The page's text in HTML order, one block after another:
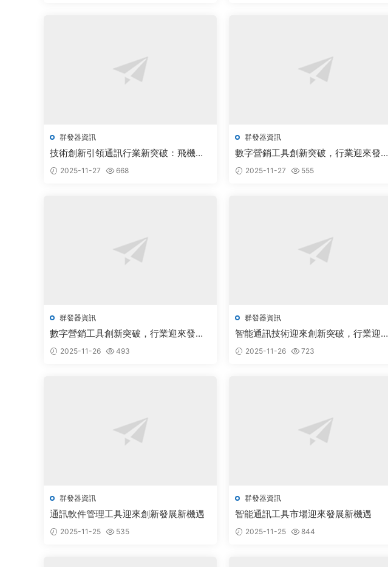
群發器資訊
技術創新引領通訊行業新突破：飛機群
發器與TG協議定制前景廣闊
2025-11-27 668
群發器資訊
數字營銷工具創新突破，行業迎來發展
新機遇
2025-11-27 555
群發器資訊
數字營銷工具創新突破，行業迎來發展
新機遇
2025-11-26 493
群發器資訊
智能通訊技術迎來創新突破，行業迎來
發展新機遇
2025-11-26 723
群發器資訊
通訊軟件管理工具迎來創新發展新機遇
2025-11-25 535
群發器資訊
智能通訊工具市場迎來發展新機遇
2025-11-25 844